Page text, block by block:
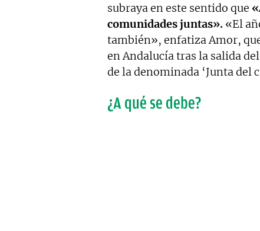
subraya en este sentido que
comunidades juntas». «El
también», enfatiza Amor,
en Andalucía tras la salida
de la denominada ‘Junta del
¿A qué se debe?